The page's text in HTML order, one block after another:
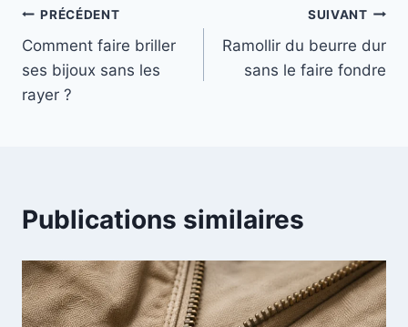
Navigation
de
l’article
PRÉCÉDENT
Comment faire briller
ses bijoux sans les
rayer ?
SUIVANT
Ramollir du beurre dur
sans le faire fondre
Publications similaires